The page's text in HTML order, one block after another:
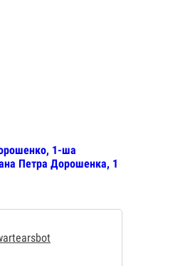
1-ша
Петра Дорошенка, 1